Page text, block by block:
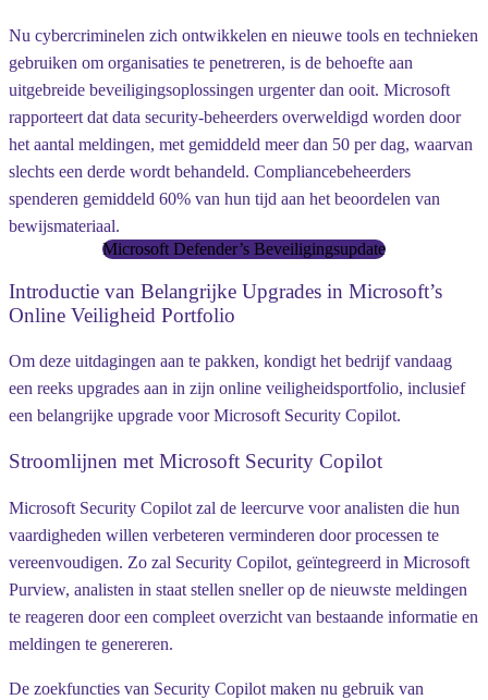
Nu cybercriminelen zich ontwikkelen en nieuwe tools en technieken
gebruiken om organisaties te penetreren, is de behoefte aan
uitgebreide beveiligingsoplossingen urgenter dan ooit. Microsoft
rapporteert dat data security-beheerders overweldigd worden door
het aantal meldingen, met gemiddeld meer dan 50 per dag, waarvan
slechts een derde wordt behandeld. Compliancebeheerders
spenderen gemiddeld 60% van hun tijd aan het beoordelen van
bewijsmateriaal.
Microsoft Defender’s Beveiligingsupdate
Introductie van Belangrijke Upgrades in Microsoft’s
Online Veiligheid Portfolio
Om deze uitdagingen aan te pakken, kondigt het bedrijf vandaag
een reeks upgrades aan in zijn online veiligheidsportfolio, inclusief
een belangrijke upgrade voor Microsoft Security Copilot.
Stroomlijnen met Microsoft Security Copilot
Microsoft Security Copilot zal de leercurve voor analisten die hun
vaardigheden willen verbeteren verminderen door processen te
vereenvoudigen. Zo zal Security Copilot, geïntegreerd in Microsoft
Purview, analisten in staat stellen sneller op de nieuwste meldingen
te reageren door een compleet overzicht van bestaande informatie en
meldingen te genereren.
De zoekfuncties van Security Copilot maken nu gebruik van